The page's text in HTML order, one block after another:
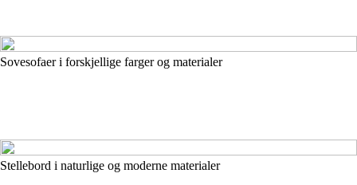
Sovesofaer i forskjellige farger og materialer
Stellebord i naturlige og moderne materialer